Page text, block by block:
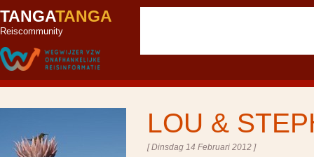
TANGATANGA
Reiscommunity
LOU &
[ Dinsdag 14 Februari 2012 ]